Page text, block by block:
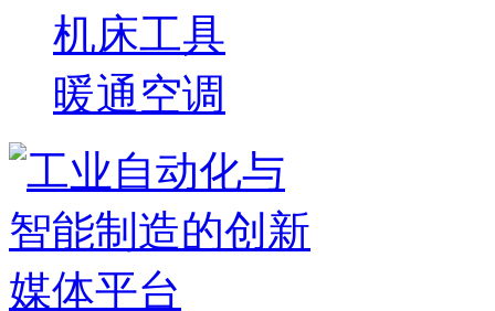
机床工具
暖通空调